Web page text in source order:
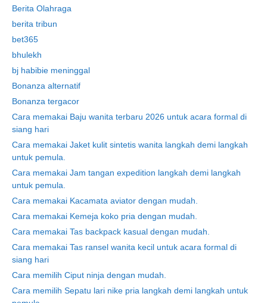
Berita Olahraga
berita tribun
bet365
bhulekh
bj habibie meninggal
Bonanza alternatif
Bonanza tergacor
Cara memakai Baju wanita terbaru 2026 untuk acara formal di
siang hari
Cara memakai Jaket kulit sintetis wanita langkah demi langkah
untuk pemula.
Cara memakai Jam tangan expedition langkah demi langkah
untuk pemula.
Cara memakai Kacamata aviator dengan mudah.
Cara memakai Kemeja koko pria dengan mudah.
Cara memakai Tas backpack kasual dengan mudah.
Cara memakai Tas ransel wanita kecil untuk acara formal di
siang hari
Cara memilih Ciput ninja dengan mudah.
Cara memilih Sepatu lari nike pria langkah demi langkah untuk